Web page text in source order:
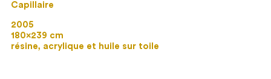
Capillaire
2005
180×239 cm
résine, acrylique et huile sur toile